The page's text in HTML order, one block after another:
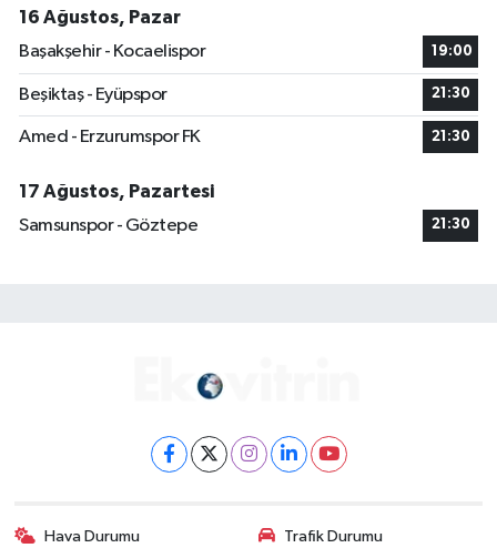
16 Ağustos, Pazar
Başakşehir - Kocaelispor
19:00
Beşiktaş - Eyüpspor 21:30
Amed - Erzurumspor FK 21:30
17 Ağustos, Pazartesi
Samsunspor - Göztepe
21:30
Hava Durumu Trafik Durumu